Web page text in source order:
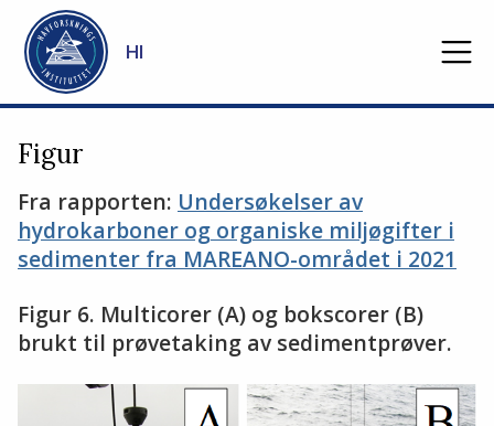
Gå til hovedinnhold
HI
Figur
Fra rapporten: Undersøkelser av
hydrokarboner og organiske miljøgifter i
sedimenter fra MAREANO-området i 2021
Figur 6. Multicorer (A) og bokscorer (B)
brukt til prøvetaking av sedimentprøver.